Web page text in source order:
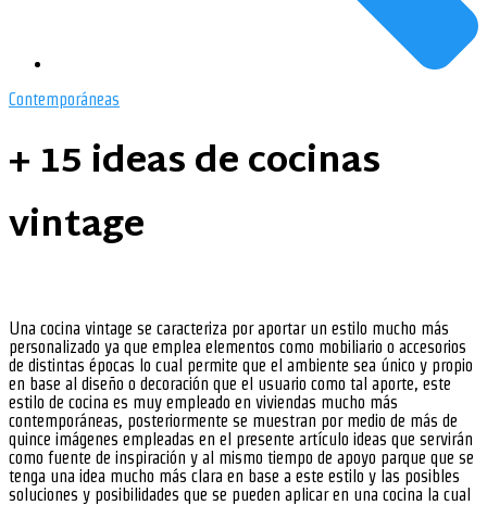
Contemporáneas
+ 15 ideas de cocinas
vintage
Una cocina vintage se caracteriza por aportar un estilo mucho más
personalizado ya que emplea elementos como mobiliario o accesorios
de distintas épocas lo cual permite que el ambiente sea único y propio
en base al diseño o decoración que el usuario como tal aporte, este
estilo de cocina es muy empleado en viviendas mucho más
contemporáneas, posteriormente se muestran por medio de más de
quince imágenes empleadas en el presente artículo ideas que servirán
como fuente de inspiración y al mismo tiempo de apoyo parque que se
tenga una idea mucho más clara en base a este estilo y las posibles
soluciones y posibilidades que se pueden aplicar en una cocina la cual